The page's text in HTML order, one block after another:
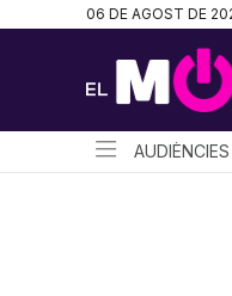
06 DE AGOST DE
AUDIÈNCIES